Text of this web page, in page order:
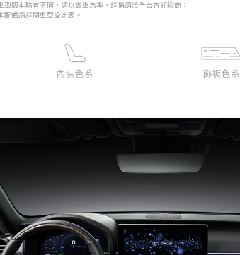
內裝色系 飾板色系
型版本略有不同，請以實車為準，詳情請洽全台各經銷商 ；
配備請詳閱車型設定表。